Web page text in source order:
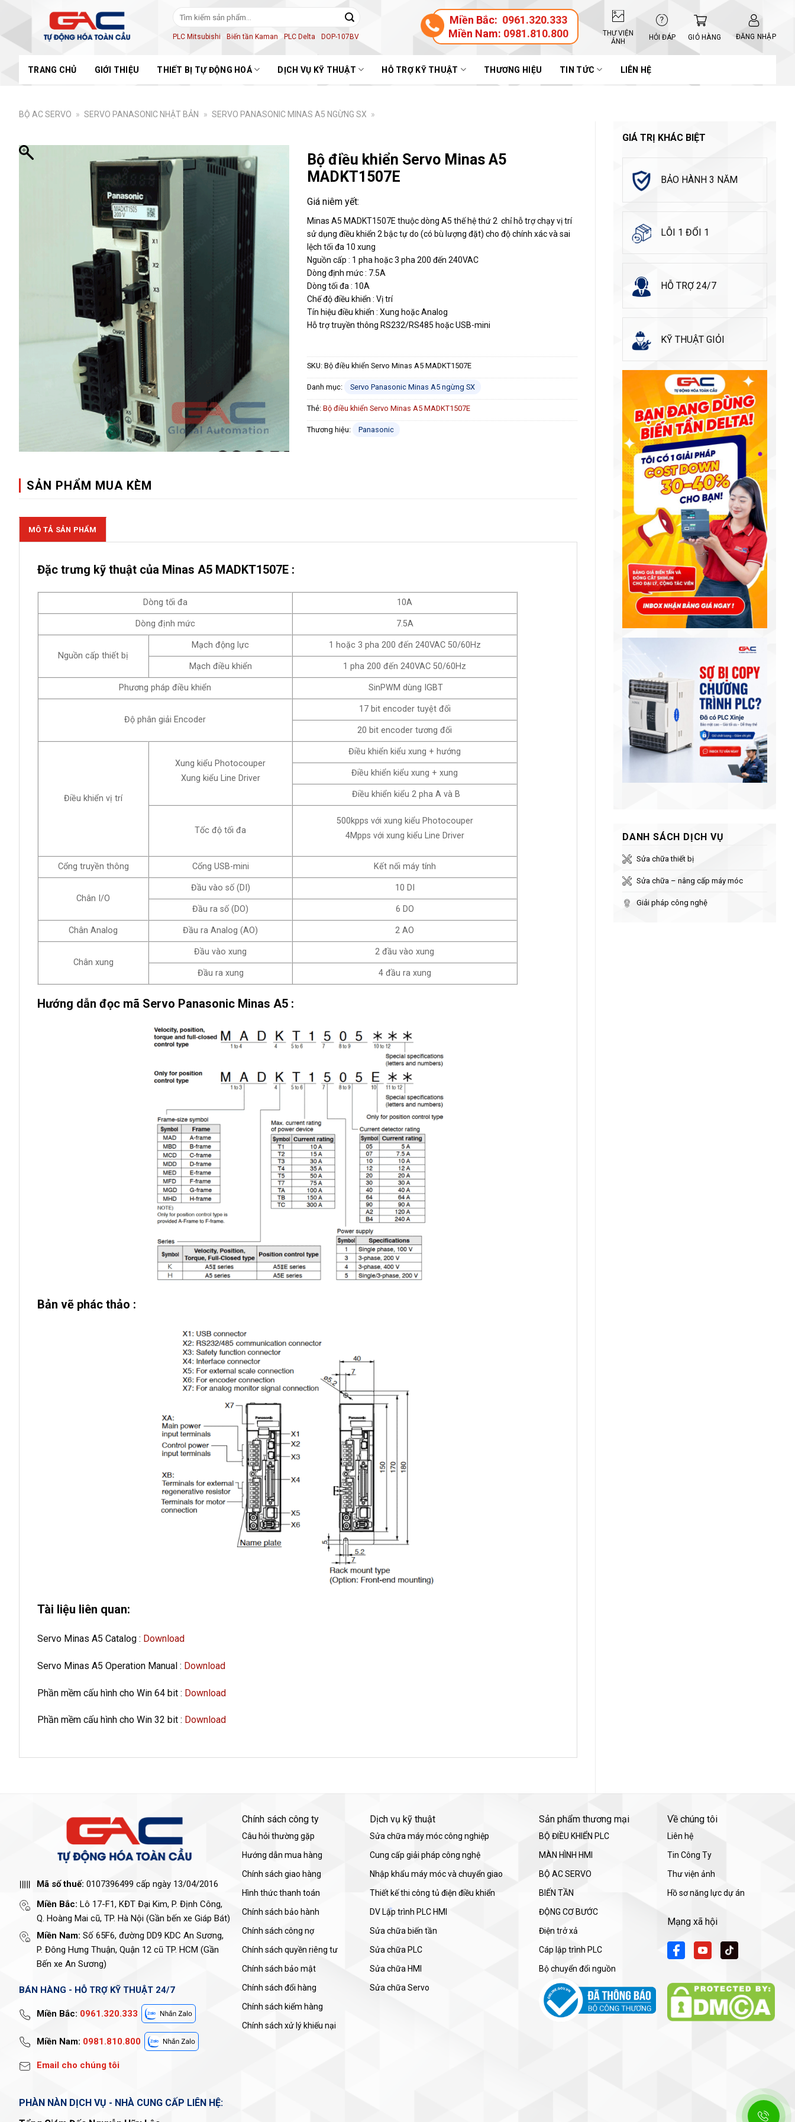
content
PLC Mitsubishi
Biến tần Kaman PLC Delta DOP-107BV
Miền Bắc: 0961.320.333
Miền Nam: 0981.810.800
THƯ VIỆN
ẢNH
HỎI ĐÁP GIỎ HÀNG ĐĂNG NHẬP
TRANG CHỦ GIỚI THIỆU THIẾT BỊ TỰ ĐỘNG HOÁ DỊCH VỤ KỸ THUẬT HỖ TRỢ KỸ THUẬT THƯƠNG HIỆU TIN TỨC LIÊN HỆ
BỘ AC SERVO » SERVO PANASONIC NHẬT BẢN » SERVO PANASONIC MINAS A5 NGỪNG SX »
GIÁ TRỊ KHÁC BIỆT
BẢO HÀNH 3 NĂM
LỖI 1 ĐỔI 1
HỖ TRỢ 24/7
KỸ THUẬT GIỎI
DANH SÁCH DỊCH VỤ
Sửa chữa thiết bị
Sửa chữa – nâng cấp máy móc
Giải pháp công nghệ
Bộ điều khiển Servo Minas A5
MADKT1507E
Minas A5 MADKT1507E thuộc dòng A5 thế hệ thứ 2 chỉ hỗ trợ chạy vị trí
sử dụng điều khiển 2 bậc tự do (có bù lượng đặt) cho độ chính xác và sai
lệch tối đa 10 xung
Nguồn cấp : 1 pha hoặc 3 pha 200 đến 240VAC
Dòng định mức : 7.5A
Dòng tối đa : 10A
Chế độ điều khiển : Vị trí
Tín hiệu điều khiển : Xung hoặc Analog
Hỗ trợ truyền thông RS232/RS485 hoặc USB-mini
SKU: Bộ điều khiển Servo Minas A5 MADKT1507E
Danh mục: Servo Panasonic Minas A5 ngừng SX
Thẻ: Bộ điều khiển Servo Minas A5 MADKT1507E
Thương hiệu: Panasonic
SẢN PHẨM MUA KÈM
MÔ TẢ SẢN PHẨM
Đặc trưng kỹ thuật của Minas A5 MADKT1507E :
Dòng tối đa 10A
Dòng định mức 7.5A
Nguồn cấp thiết bị
Mạch động lực 1 hoặc 3 pha 200 đến 240VAC 50/60Hz
Mạch điều khiển 1 pha 200 đến 240VAC 50/60Hz
Phương pháp điều khiển SinPWM dùng IGBT
Độ phân giải Encoder
17 bit encoder tuyệt đối
20 bit encoder tương đối
Điều khiển vị trí
Xung kiểu Photocouper
Xung kiểu Line Driver
Điều khiển kiểu xung + hướng
Điều khiển kiểu xung + xung
Điều khiển kiểu 2 pha A và B
Tốc độ tối đa
500kpps với xung kiểu Photocouper
4Mpps với xung kiểu Line Driver
Cổng truyền thông Cổng USB-mini Kết nối máy tính
Chân I/O
Đầu vào số (DI) 10 DI
Đầu ra số (DO) 6 DO
Chân Analog Đầu ra Analog (AO) 2 AO
Chân xung
Đầu vào xung 2 đầu vào xung
Đầu ra xung 4 đầu ra xung
Hướng dẫn đọc mã Servo Panasonic Minas A5 :
Bản vẽ phác thảo :
Tài liệu liên quan:
Servo Minas A5 Catalog : Download
Servo Minas A5 Operation Manual : Download
Phần mềm cấu hình cho Win 64 bit : Download
Phần mềm cấu hình cho Win 32 bit : Download
Mã số thuế: 0107396499 cấp ngày 13/04/2016
Miền Bắc: Lô 17-F1, KĐT Đại Kim, P. Định Công,
Q. Hoàng Mai cũ, TP. Hà Nội (Gần bến xe Giáp Bát)
Miền Nam: Số 65F6, đường DD9 KDC An Sương,
P. Đông Hưng Thuận, Quận 12 cũ TP. HCM (Gần
Bến xe An Sương)
BÁN HÀNG - HỖ TRỢ KỸ THUẬT 24/7
Miền Bắc: 0961.320.333
Miền Nam: 0981.810.800
Email cho chúng tôi
PHÀN NÀN DỊCH VỤ - NHÀ CUNG CẤP LIÊN HỆ:
Chính sách công ty
Câu hỏi thường gặp
Hướng dẫn mua hàng
Chính sách giao hàng
Hình thức thanh toán
Chính sách bảo hành
Chính sách công nợ
Chính sách quyền riêng tư
Chính sách bảo mật
Chính sách đổi hàng
Chính sách kiểm hàng
Chính sách xử lý khiếu nại
Dịch vụ kỹ thuật
Sửa chữa máy móc công nghiệp
Cung cấp giải pháp công nghệ
Nhập khẩu máy móc và chuyển giao
Thiết kế thi công tủ điện điều khiển
DV Lập trình PLC HMI
Sửa chữa biến tần
Sửa chữa PLC
Sửa chữa HMI
Sửa chữa Servo
Sản phẩm thương mại
BỘ ĐIỀU KHIỂN PLC
MÀN HÌNH HMI
BỘ AC SERVO
BIẾN TẦN
ĐỘNG CƠ BƯỚC
Điện trở xả
Cáp lập trình PLC
Bộ chuyển đổi nguồn
Về chúng tôi
Liên hệ
Tin Công Ty
Thư viện ảnh
Hồ sơ năng lực dự án
Mạng xã hội